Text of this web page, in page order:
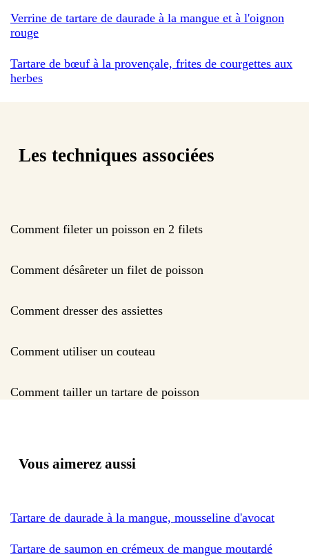
Verrine de tartare de daurade à la mangue et à l'oignon
rouge
Tartare de bœuf à la provençale, frites de courgettes aux
herbes
Les techniques associées
Comment fileter un poisson en 2 filets
Comment désâreter un filet de poisson
Comment dresser des assiettes
Comment utiliser un couteau
Comment tailler un tartare de poisson
Vous aimerez aussi
Tartare de daurade à la mangue, mousseline d'avocat
Tartare de saumon en crémeux de mangue moutardé